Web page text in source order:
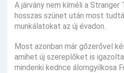
A járvány nem kíméli a
hosszas szünet után most
munkálatokat az új évadon.
Most azonban már gőzerővel
amihet új szereplőket is
mindenki kednce álomgyilkosa